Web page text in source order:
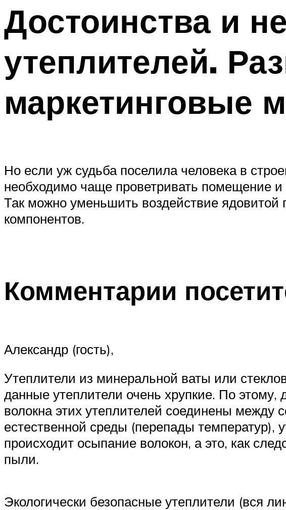
Достоинства и
утеплителей.
маркетинговые
Но если уж судьба поселила человека в
необходимо чаще проветривать помещение и
Так можно уменьшить воздействие
компонентов.
Комментарии
Александр (гость),
Утеплители из минеральной ваты или
данные утеплители очень хрупкие. По
волокна этих утеплителей соединены
естественной среды (перепады температур),
происходит осыпание волокон, а это, как
пыли.
Экологически безопасные утеплители (вся